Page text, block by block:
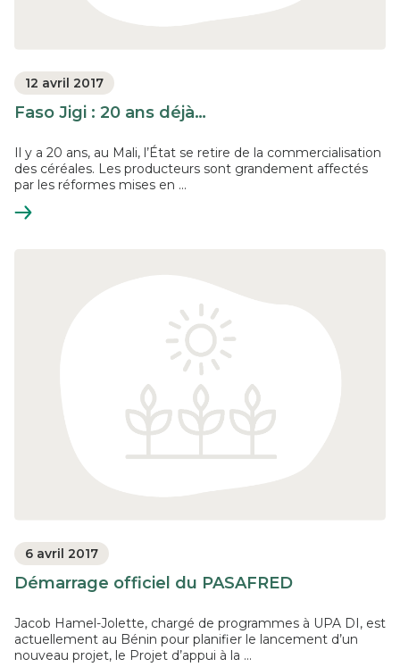
12 avril 2017
Faso Jigi : 20 ans déjà…
Il y a 20 ans, au Mali, l’État se retire de la commercialisation
des céréales. Les producteurs sont grandement affectés
par les réformes mises en ...
En
6 avril 2017
Démarrage officiel du PASAFRED
Jacob Hamel-Jolette, chargé de programmes à UPA DI, est
actuellement au Bénin pour planifier le lancement d’un
nouveau projet, le Projet d’appui à la ...